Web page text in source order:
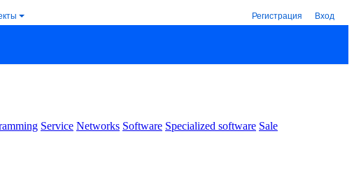
Регистрация Вход
Service Networks Software Specialized software Sale